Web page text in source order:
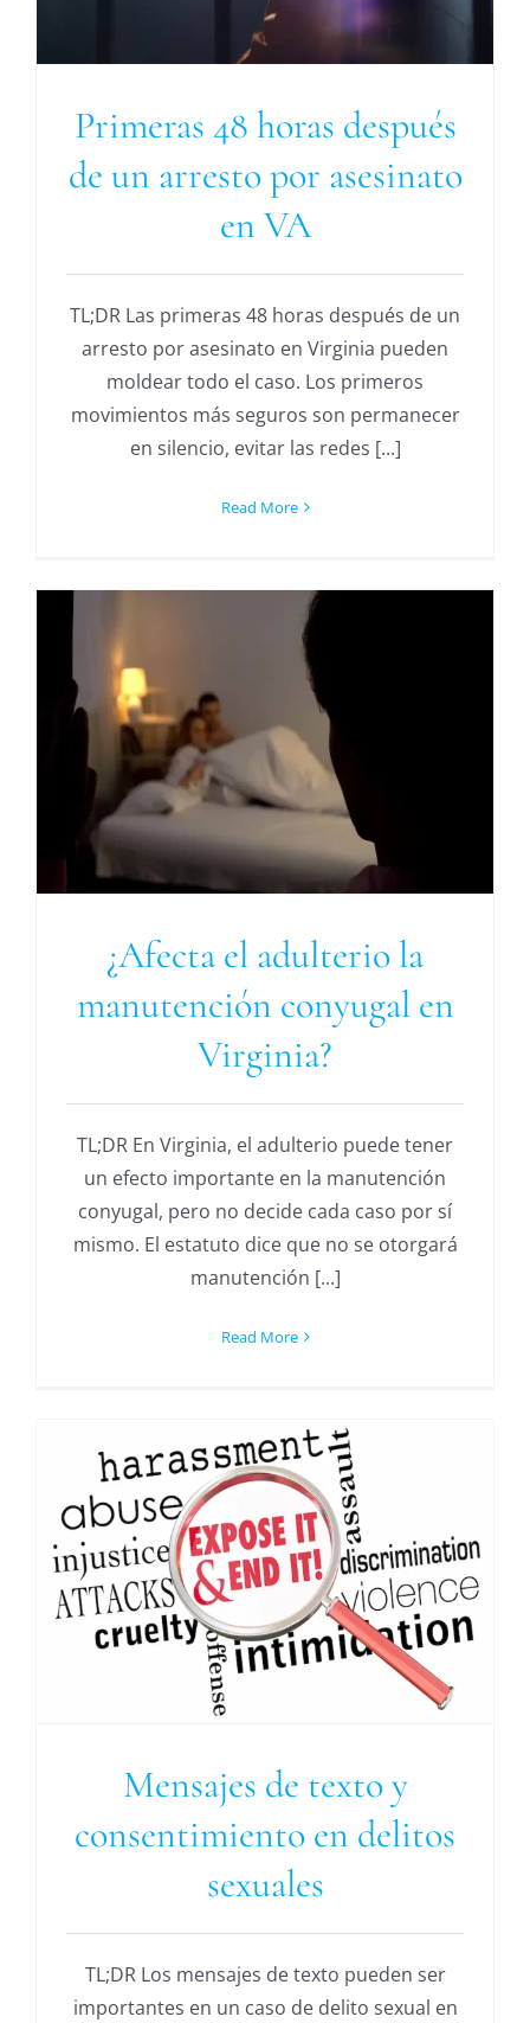
Primeras 48 horas después
de un arresto por asesinato
en VA
TL;DR Las primeras 48 horas después de un
arresto por asesinato en Virginia pueden
moldear todo el caso. Los primeros
movimientos más seguros son permanecer
en silencio, evitar las redes [...]
Read More
¿Afecta el adulterio la
manutención conyugal en
Virginia?
TL;DR En Virginia, el adulterio puede tener
un efecto importante en la manutención
conyugal, pero no decide cada caso por sí
mismo. El estatuto dice que no se otorgará
manutención [...]
Read More
Mensajes de texto y
consentimiento en delitos
sexuales
TL;DR Los mensajes de texto pueden ser
importantes en un caso de delito sexual en